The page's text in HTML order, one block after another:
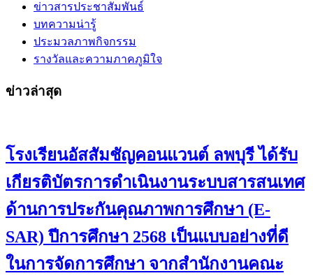
ข่าวสารประชาสัมพันธ์
บทความน่ารู้
ประมวลภาพกิจกรรม
รางวัลและความภาคภูมิใจ
ข่าวล่าสุด
โรงเรียนอัสสัมชัญคอนแวนต์ ลพบุรี ได้รับ
เกียรติบัตรการดำเนินงานระบบสารสนเทศ
ด้านการประกันคุณภาพการศึกษา (E-
SAR) ปีการศึกษา 2568 เป็นแบบอย่างที่ดี
ในการจัดการศึกษา จากสำนักงานคณะ